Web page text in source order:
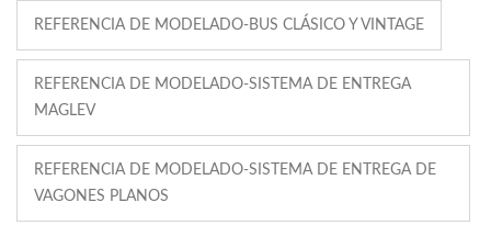
REFERENCIA DE MODELADO-BUS CLÁSICO Y VINTAGE
REFERENCIA DE MODELADO-SISTEMA DE ENTREGA
MAGLEV
REFERENCIA DE MODELADO-SISTEMA DE ENTREGA DE
VAGONES PLANOS